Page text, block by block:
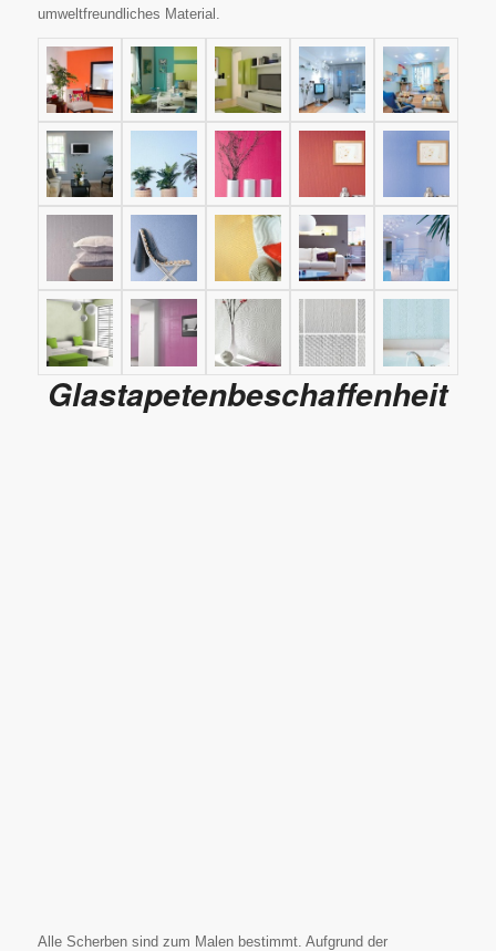
umweltfreundliches Material.
Glastapetenbeschaffenheit
Alle Scherben sind zum Malen bestimmt. Aufgrund der